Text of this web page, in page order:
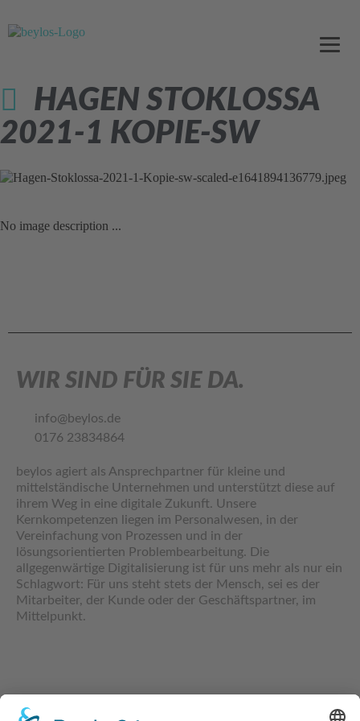
HAGEN STOKLOSSA
2021-1 KOPIE-SW
No image description ...
WIR SIND FÜR SIE DA.
info@beylos.de
0176 23834864
beylos agiert als Ansprechpartner für kleine und
mittelständische Unternehmen und unterstützt diese auf
ihrem Weg in eine digitale Zukunft. Unsere
Kernkompetenzen liegen im Personalwesen, in der
Vereinfachung von Prozessen und in der
lösungsorientierten Problembearbeitung. Die
allgegenwärtige Digitalisierung ist für uns mehr als nur ein
Schlagwort: Für uns steht stets der Mensch, sei es der
Mitarbeiter, der Kunde oder der Geschäftspartner, im
Mittelpunkt.